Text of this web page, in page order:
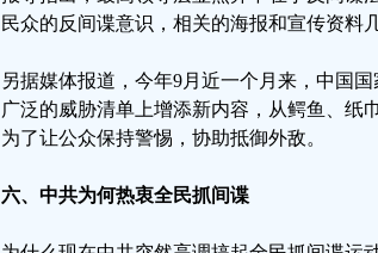
民众的反间谍意识，相关的海报和宣传资料
另据媒体报道，今年9月近一个月来，中国
广泛的威胁清单上增添新内容，从鳄鱼、纸
为了让公众保持警惕，协助抵御外敌。
六、中共为何热衷全民抓间谍